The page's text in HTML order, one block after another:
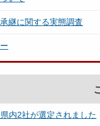
継に関する実態調査
内2社が選定されました